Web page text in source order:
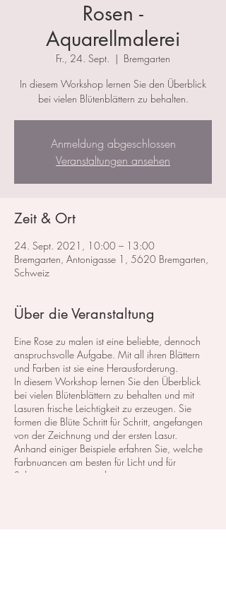
Rosen -
Aquarellmalerei
Fr., 24. Sept.
  |
Bremgarten
In diesem Workshop lernen Sie den Überblick
bei vielen Blütenblättern zu behalten.
Anmeldung abgeschlossen
Veranstaltungen ansehen
Zeit & Ort
24. Sept. 2021, 10:00 – 13:00
Bremgarten, Antonigasse 1, 5620 Bremgarten,
Schweiz
Über die Veranstaltung
Eine Rose zu malen ist eine beliebte, dennoch
anspruchsvolle Aufgabe. Mit all ihren Blättern
und Farben ist sie eine Herausforderung.
In diesem Workshop lernen Sie den Überblick
bei vielen Blütenblättern zu behalten und mit
Lasuren frische Leichtigkeit zu erzeugen. Sie
formen die Blüte Schritt für Schritt, angefangen
von der Zeichnung und der ersten Lasur.
Anhand einiger Beispiele erfahren Sie, welche
Farbnuancen am besten für Licht und für
Schatten geeignet sind.